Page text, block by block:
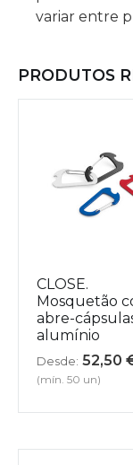
variar entre
PRODUTOS
CLOSE.
Mosquetão
abre-
alumínio
Desde: 52,50
(mín. 50 un)